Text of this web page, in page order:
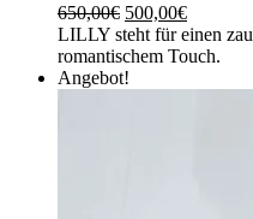
650,00€ 500,00€
LILLY steht für einen
romantischem Touch.
Angebot!